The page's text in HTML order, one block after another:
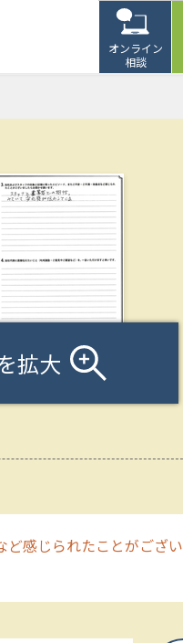
オンライン
相談
拡大
ど感じられたことがござい